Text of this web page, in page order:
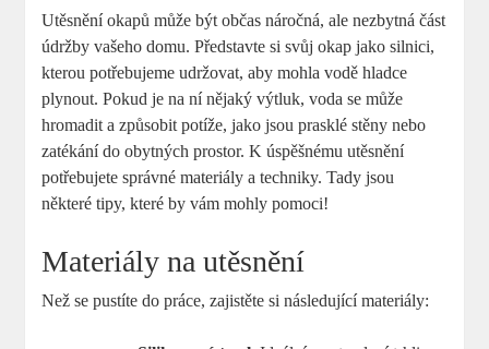
Utěsnění okapů může být občas náročná, ale nezbytná část
údržby vašeho domu. Představte si svůj okap jako silnici,
kterou potřebujeme udržovat, aby mohla vodě hladce
plynout. Pokud je na ní nějaký výtluk, voda se může
hromadit a způsobit potíže, jako jsou prasklé stěny nebo
zatékání do obytných prostor. K úspěšnému utěsnění
potřebujete správné materiály a techniky. Tady jsou
některé tipy, které by vám mohly pomoci!
Materiály na utěsnění
Než se pustíte do práce, zajistěte si následující materiály: